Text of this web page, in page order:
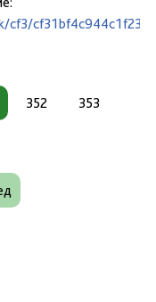
352 353